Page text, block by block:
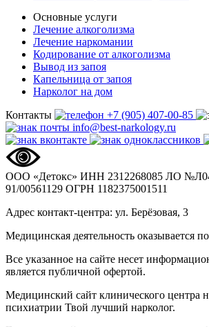
Основные услуги
Лечение алкоголизма
Лечение наркомании
Кодирование от алкоголизма
Вывод из запоя
Капельница от запоя
Нарколог на дом
Контакты
+7 (905) 407-00-85
info@best-narkology.ru
ООО «Детокс» ИНН 2312268085 ЛО
91/00561129 ОГРН 1182375001511
Адрес контакт-центра: ул. Берёзовая, 3
Медицинская деятельность оказывается
Все указанное на сайте несет
является публичной офертой.
Медицинский сайт клинического центра
психиатрии Твой лучший нарколог.